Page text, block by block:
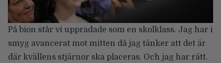
På bion står vi uppradade som en skolklass. Jag har i
smyg avancerat mot mitten då jag tänker att det är
där kvällens stjärnor ska placeras. Och jag har rätt.